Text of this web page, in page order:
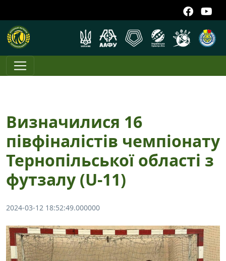
Визначилися 16
півфіналістів чемпіонату
Тернопільської області з
футзалу (U-11)
2024-03-12 18:52:49.000000